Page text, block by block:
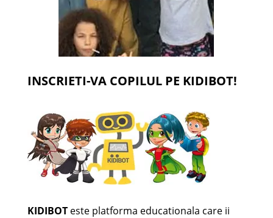
INSCRIETI-VA COPILUL PE KIDIBOT!
KIDIBOTeste platforma educationala care ii